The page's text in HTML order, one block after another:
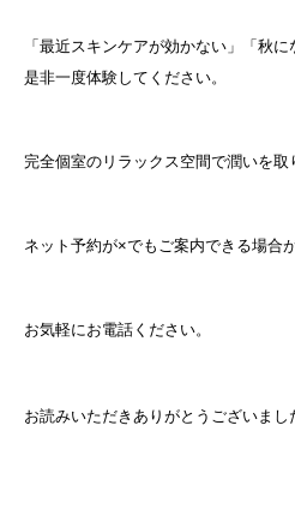
「最近スキンケアが効かない」「秋
是非一度体験してください。
完全個室のリラックス空間で潤いを取
ネット予約が×でもご案内できる場合
お気軽にお電話ください。
お読みいただきありがとうございまし